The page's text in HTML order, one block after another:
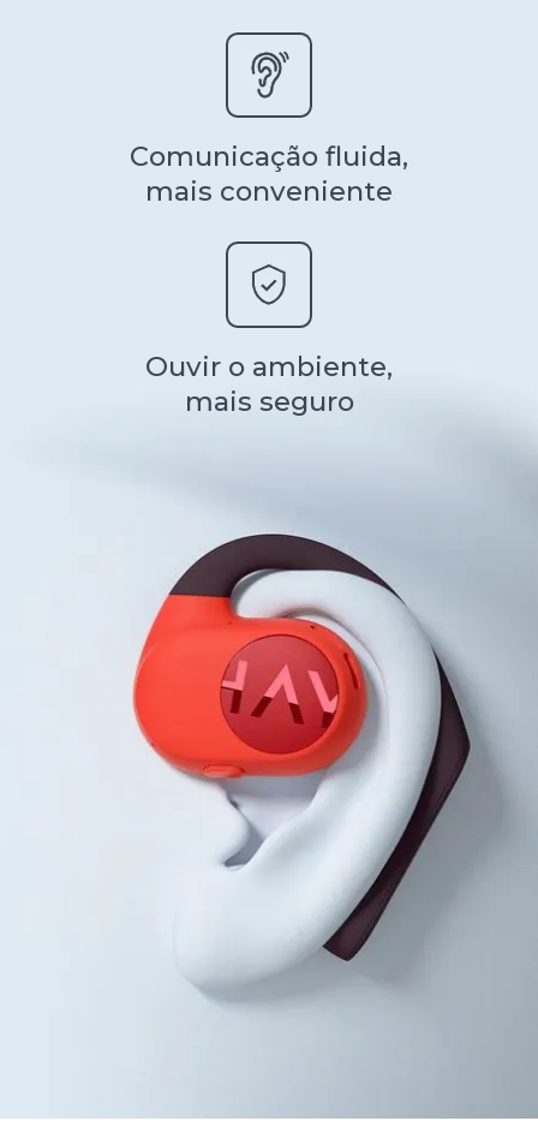
Comunicação fluida,
mais conveniente
Ouvir o ambiente,
mais seguro